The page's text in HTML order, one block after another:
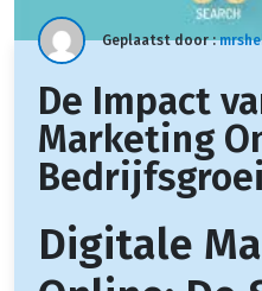
Geplaatst door :
De Impact
Marketing
Bedrijfsgroei
Digitale